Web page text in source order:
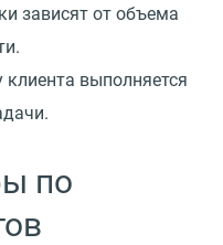
зависят от объема
клиента выполняется
по